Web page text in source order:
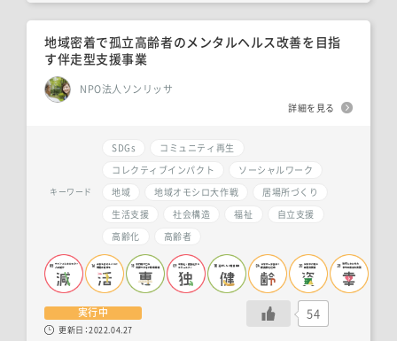
地域密着で孤立高齢者のメンタルヘルス改善を目指
す伴走型支援事業
NPO法人ソンリッサ
詳細を見る
キーワード
SDGs
コミュニティ再生
コレクティブインパクト
ソーシャルワーク
地域
地域オモシロ大作戦
居場所づくり
生活支援
社会構造 福祉
自立支援
高齢化
高齢者
実行中
更新日：2022.04.27
54